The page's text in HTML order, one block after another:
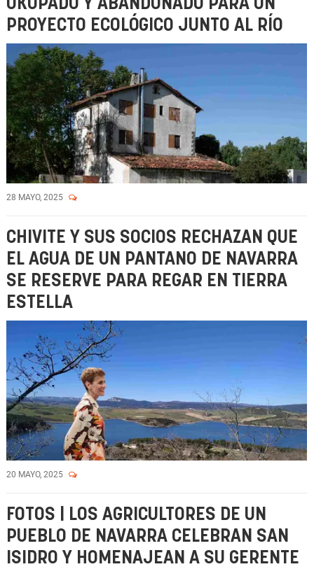
OKUPADO Y ABANDONADO PARA UN
PROYECTO ECOLÓGICO JUNTO AL RÍO
28 MAYO, 2025
CHIVITE Y SUS SOCIOS RECHAZAN QUE
EL AGUA DE UN PANTANO DE NAVARRA
SE RESERVE PARA REGAR EN TIERRA
ESTELLA
20 MAYO, 2025
FOTOS | LOS AGRICULTORES DE UN
PUEBLO DE NAVARRA CELEBRAN SAN
ISIDRO Y HOMENAJEAN A SU GERENTE